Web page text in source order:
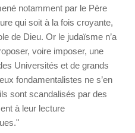
notamment par le Père
qui soit à la fois croyante,
de Dieu. Or le judaïsme n’a
voire imposer, une
Universités et de grands
fondamentalistes ne s’en
sont scandalisés par des
à leur lecture